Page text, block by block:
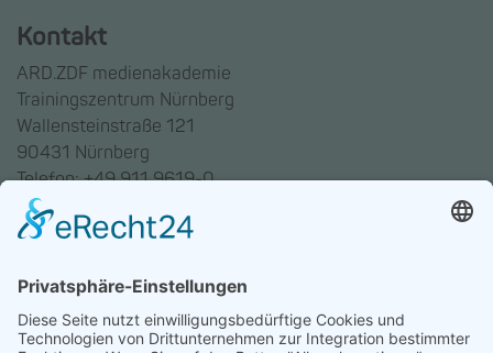
Kontakt
ARD.ZDF medienakademie
Trainingszentrum Nürnberg
Wallensteinstraße 121
90431 Nürnberg
Telefon: +49 911 9619-0
Trainingszentrum Hannover
30169 Hannover
Telefon: +49 511 123598-531